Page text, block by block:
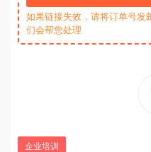
如果链接失效，请将订单号
们会帮您处理
企业培训